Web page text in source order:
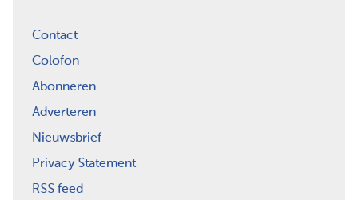
Contact
Colofon
Abonneren
Adverteren
Nieuwsbrief
Privacy Statement
RSS feed